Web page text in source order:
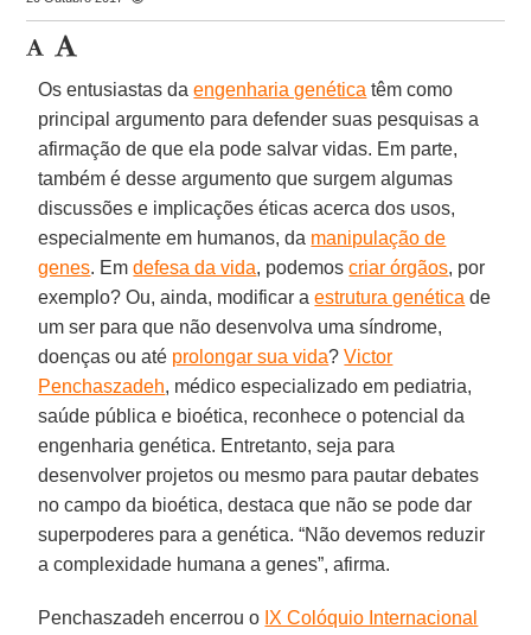
Os entusiastas daengenharia genética têm como
principal argumento para defender suas pesquisas a
afirmação de que ela pode salvar vidas. Em parte,
também é desse argumento que surgem algumas
discussões e implicações éticas acerca dos usos,
especialmente em humanos, da manipulação de
genes. Emdefesa da vida, podemoscriar órgãos, por
exemplo? Ou, ainda, modificar aestrutura genética de
um ser para que não desenvolva uma síndrome,
doenças ou até prolongar sua vida?Victor
Penchaszadeh, médico especializado em pediatria,
saúde pública e bioética, reconhece o potencial da
engenharia genética. Entretanto, seja para
desenvolver projetos ou mesmo para pautar debates
no campo da bioética, destaca que não se pode dar
superpoderes para a genética. “Não devemos reduzir
a complexidade humana a genes”, afirma.
Penchaszadeh encerrou o IX Colóquio Internacional